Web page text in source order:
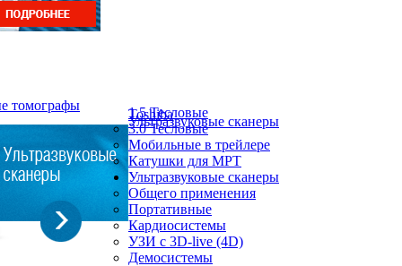
томографы
Ультразвуковые сканеры
Toshiba
1.5 Тесловые
3.0 Тесловые
Мобильные в трейлере
Катушки для МРТ
Ультразвуковые сканеры
Общего применения
Портативные
Кардиосистемы
УЗИ с 3D-live (4D)
Демосистемы